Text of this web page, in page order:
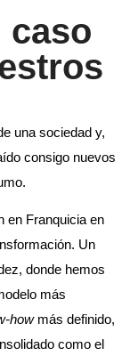
caso
una sociedad y,
consigo nuevos
en Franquicia en
Un
donde hemos
más
howmás definido,
como el